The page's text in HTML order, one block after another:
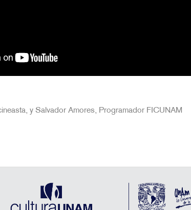
y Salvador Amores, Programador FICUNAM